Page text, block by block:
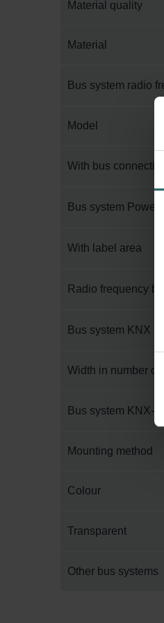
Material quality
Material
Bus system radio
Model
With bus connection
Bus system
With label area
Radio frequency
Bus system KNX
Width in number of
Bus system KNX-
Mounting method
Colour
Transparent
Other bus systems